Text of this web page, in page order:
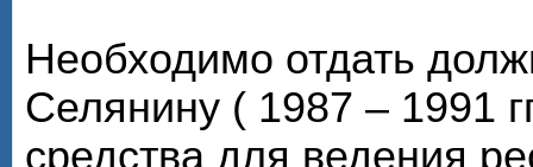
Необходимо отдать
Селянину ( 1987 – 1991
средства для ведения